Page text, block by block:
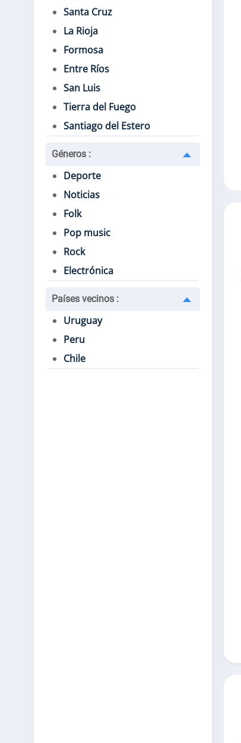
Santa Cruz
La Rioja
Formosa
Entre Ríos
San Luis
Tierra del Fuego
Santiago del Estero
Géneros :
Deporte
Noticias
Folk
Pop music
Rock
Electrónica
Países vecinos :
Uruguay
Peru
Chile